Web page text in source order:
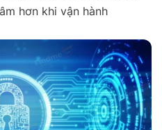
hơn khi vận hành